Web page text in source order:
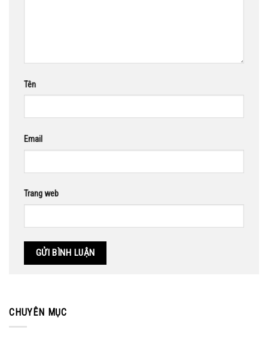
Tên
Email
Trang web
CHUYÊN MỤC